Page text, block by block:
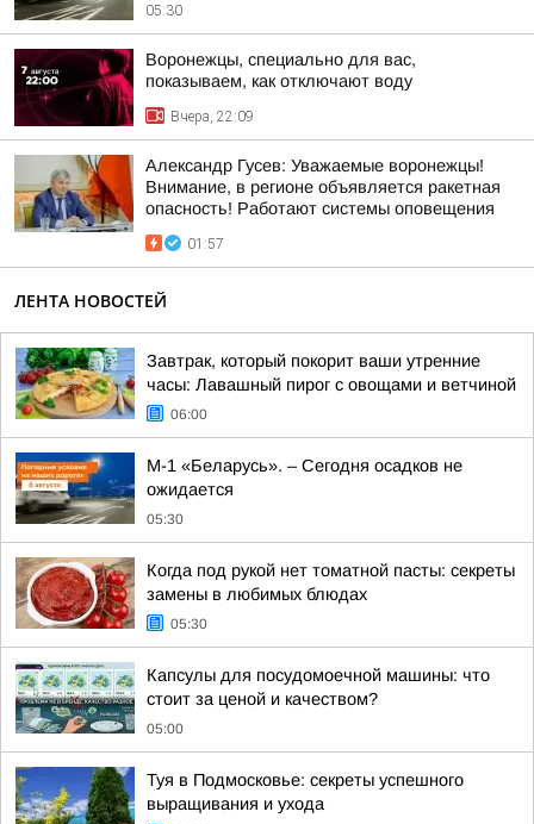
05:30
Воронежцы, специально для вас,
показываем, как отключают воду
Вчера, 22:09
Александр Гусев: Уважаемые воронежцы!
Внимание, в регионе объявляется ракетная
опасность! Работают системы оповещения
01:57
ЛЕНТА НОВОСТЕЙ
Завтрак, который покорит ваши утренние
часы: Лавашный пирог с овощами и ветчиной
06:00
М-1 «Беларусь». – Сегодня осадков не
ожидается
05:30
Когда под рукой нет томатной пасты: секреты
замены в любимых блюдах
05:30
Капсулы для посудомоечной машины: что
стоит за ценой и качеством?
05:00
Туя в Подмосковье: секреты успешного
выращивания и ухода